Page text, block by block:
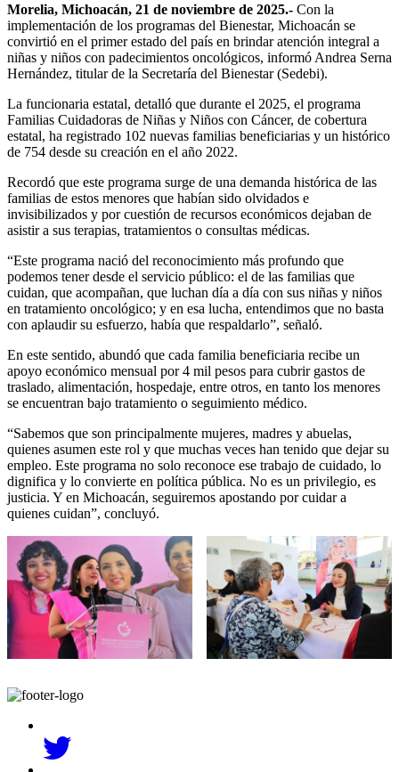
Morelia, Michoacán, 21 de noviembre de 2025.- Con la
implementación de los programas del Bienestar, Michoacán se
convirtió en el primer estado del país en brindar atención integral a
niñas y niños con padecimientos oncológicos, informó Andrea Serna
Hernández, titular de la Secretaría del Bienestar (Sedebi).
La funcionaria estatal, detalló que durante el 2025, el programa
Familias Cuidadoras de Niñas y Niños con Cáncer, de cobertura
estatal, ha registrado 102 nuevas familias beneficiarias y un histórico
de 754 desde su creación en el año 2022.
Recordó que este programa surge de una demanda histórica de las
familias de estos menores que habían sido olvidados e
invisibilizados y por cuestión de recursos económicos dejaban de
asistir a sus terapias, tratamientos o consultas médicas.
“Este programa nació del reconocimiento más profundo que
podemos tener desde el servicio público: el de las familias que
cuidan, que acompañan, que luchan día a día con sus niñas y niños
en tratamiento oncológico; y en esa lucha, entendimos que no basta
con aplaudir su esfuerzo, había que respaldarlo”, señaló.
En este sentido, abundó que cada familia beneficiaria recibe un
apoyo económico mensual por 4 mil pesos para cubrir gastos de
traslado, alimentación, hospedaje, entre otros, en tanto los menores
se encuentran bajo tratamiento o seguimiento médico.
“Sabemos que son principalmente mujeres, madres y abuelas,
quienes asumen este rol y que muchas veces han tenido que dejar su
empleo. Este programa no solo reconoce ese trabajo de cuidado, lo
dignifica y lo convierte en política pública. No es un privilegio, es
justicia. Y en Michoacán, seguiremos apostando por cuidar a
quienes cuidan”, concluyó.